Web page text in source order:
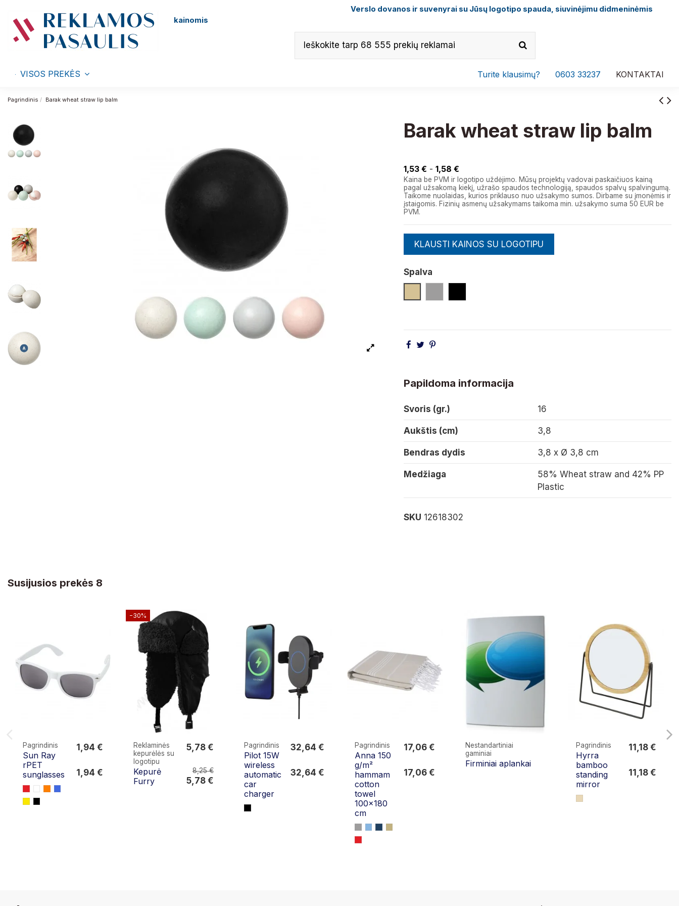
Verslo dovanos ir suvenyrai su Jūsų logotipo spauda, siuvinėjimu didmeninėmis
kainomis
VISOS PREKĖS KONTAKTAI
0603 33237
Turite klausimų?
Pagrindinis Barak wheat straw lip balm
Barak wheat straw lip balm
1,53 € - 1,58 €
Kaina be PVM ir logotipo uždėjimo. Mūsų projektų vadovai paskaičiuos kainą
pagal užsakomą kiekį, užrašo spaudos technologiją, spaudos spalvų spalvingumą.
Taikome nuolaidas, kurios priklauso nuo užsakymo sumos. Dirbame su įmonėmis ir
įstaigomis. Fizinių asmenų užsakymams taikoma min. užsakymo suma 50 EUR be
PVM.
KLAUSTI KAINOS SU LOGOTIPU
Spalva
Papildoma informacija
Svoris (gr.) 16
Aukštis (cm) 3,8
Bendras dydis 3,8 x Ø 3,8 cm
Medžiaga
58% Wheat straw and 42% PP
Plastic
SKU 12618302
Susijusios prekės 8
Pagrindinis
Sun Ray
rPET
sunglasses
1,94 €
1,94 €
−30%
Reklaminės
kepurėlės su
logotipu
Kepurė
Furry
5,78 €
8,25 €
5,78 €
Pagrindinis
Pilot 15W
wireless
automatic
car
charger
32,64 €
32,64 €
Pagrindinis
Anna 150
g/m²
hammam
cotton
towel
100x180
cm
17,06 €
17,06 €
Nestandartiniai
gaminiai
Firminiai aplankai
Pagrindinis
Hyrra
bamboo
standing
mirror
11,18 €
11,18 €